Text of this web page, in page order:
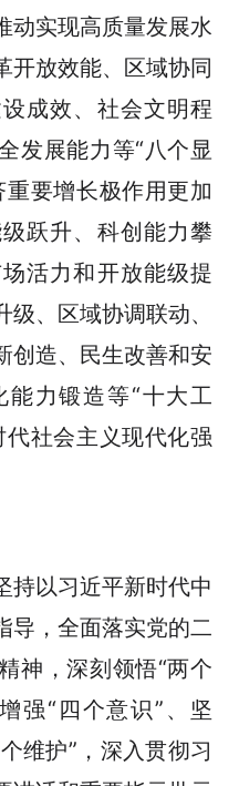
动实现高质量发展水
开放效能、区域协同
成效、社会文明程
发展能力等“八个显
要增长极作用更加
跃升、科创能力攀
活力和开放能级提
、区域协调联动、
创造、民生改善和安
力锻造等“十大工
社会主义现代化强
持以习近平新时代中
导，全面落实党的二
神，深刻领悟“两个
强“四个意识”、坚
维护”，深入贯彻习